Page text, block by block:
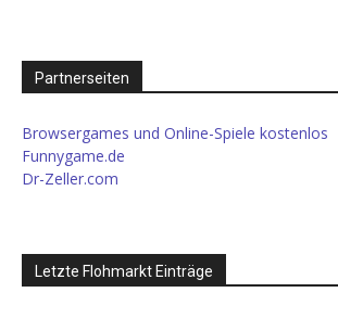
Partnerseiten
Browsergames und Online-Spiele kostenlos
Funnygame.de
Dr-Zeller.com
Letzte Flohmarkt Einträge